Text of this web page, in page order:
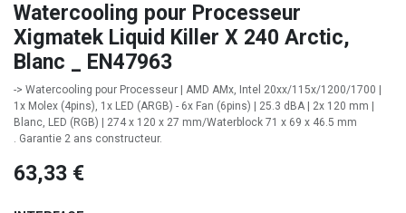
Watercooling pour Processeur
Xigmatek Liquid Killer X 240 Arctic,
Blanc _ EN47963
-> Watercooling pour Processeur | AMD AMx, Intel 20xx/115x/1200/1700 |
1x Molex (4pins), 1x LED (ARGB) - 6x Fan (6pins) | 25.3 dBA | 2x 120 mm |
Blanc, LED (RGB) | 274 x 120 x 27 mm/Waterblock 71 x 69 x 46.5 mm
. Garantie 2 ans constructeur.
63,33 €